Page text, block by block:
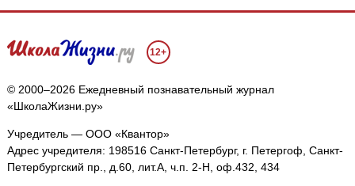
12+
© 2000–2026 Ежедневный познавательный журнал
«ШколаЖизни.ру»
Учредитель — ООО «Квантор»
Адрес учредителя: 198516 Санкт-Петербург, г. Петергоф, Санкт-
Петербургский пр., д.60, лит.А, ч.п. 2-Н, оф.432, 434